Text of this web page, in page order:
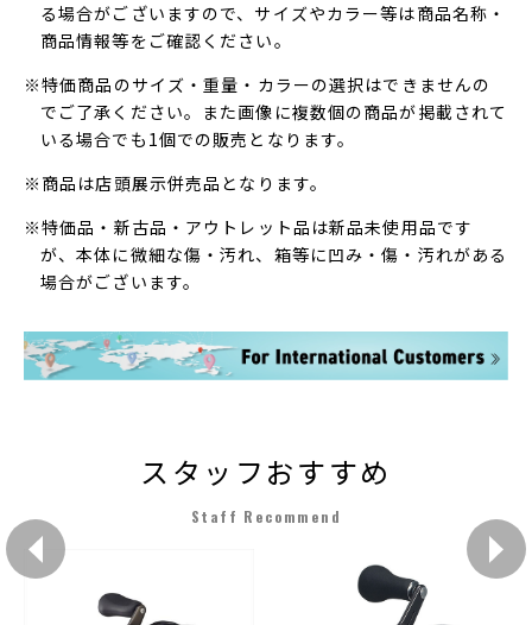
る場合がございますので、サイズやカラー等は商品名称・
商品情報等をご確認ください。
※特価商品のサイズ・重量・カラーの選択はできませんの
でご了承ください。また画像に複数個の商品が掲載されて
いる場合でも1個での販売となります。
※商品は店頭展示併売品となります。
※特価品・新古品・アウトレット品は新品未使用品です
が、本体に微細な傷・汚れ、箱等に凹み・傷・汚れがある
場合がございます。
スタッフおすすめ
Staff Recommend